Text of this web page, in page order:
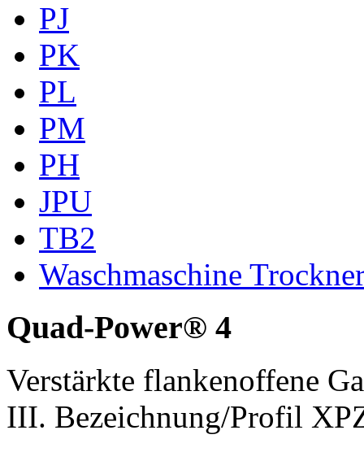
PJ
PK
PL
PM
PH
JPU
TB2
Waschmaschine
Quad-Power® 4
Verstärkte flankenoffene
III. Bezeichnung/Profil